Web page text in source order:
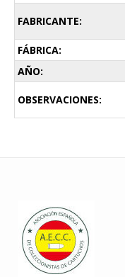
FABRICANTE:
FÁBRICA:
AÑO:
OBSERVACIONES: